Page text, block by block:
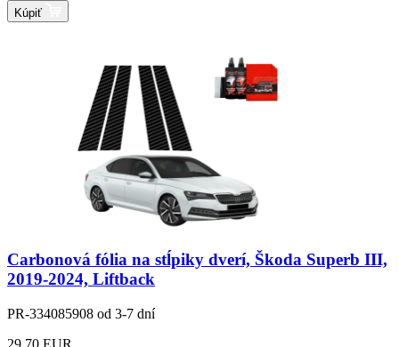
Kúpiť
Carbonová fólia na stĺpiky dverí, Škoda Superb III,
2019-2024, Liftback
PR-334085908 od 3-7 dní